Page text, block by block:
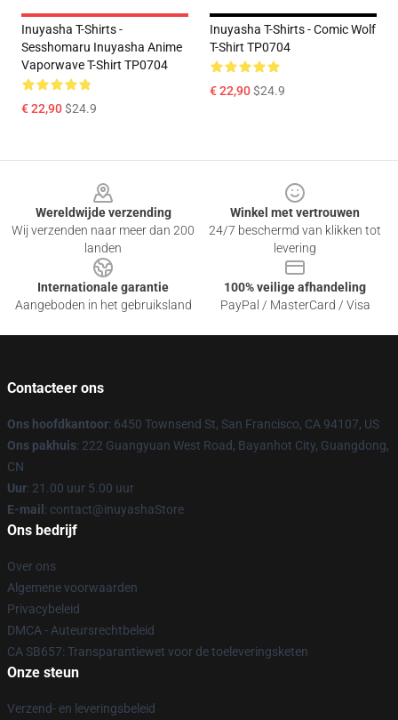
Inuyasha T-Shirts -
Sesshomaru Inuyasha Anime
Vaporwave T-Shirt TP0704
€ 22,90$24.9
Inuyasha T-Shirts - Comic Wolf
T-Shirt TP0704
€ 22,90$24.9
Wereldwijde verzending
Wij verzenden naar meer dan 200
landen
Winkel met vertrouwen
24/7 beschermd van klikken tot
levering
Internationale garantie
Aangeboden in het gebruiksland
100% veilige afhandeling
PayPal / MasterCard / Visa
Contacteer ons
Ons hoofdkantoor: 6450 Townsend St, San Francisco, CA 94107, US
Ons pakhuis: 222 Guangyuan West Road, Bayanhot City, Guangdong,
CN
Uur: 21.00 uur 5.00 uur
E-mail : contact@inuyashaStore
Ons bedrijf
Over ons
Algemene voorwaarden
Privacybeleid
DMCA - Auteursrechtbeleid
CA SB657: Transparantiewet voor de toeleveringsketen
Onze steun
Verzend- en leveringsbeleid